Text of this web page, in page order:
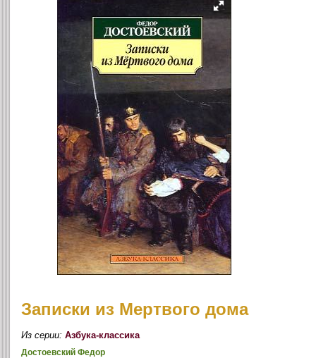
Записки из Мертвого дома
Из серии:Азбука-классика
Достоевский Федор